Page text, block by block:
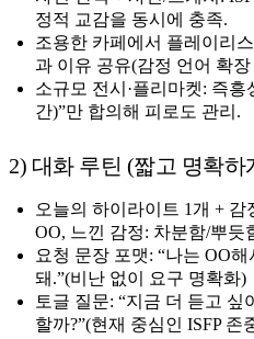
정적 교감을 동시에 충족.
조용한 카페에서 플레이리
과 이유 공유(감정 언어 확장
소규모 전시·플리마켓: 즉흥
간)”만 합의해 피로도 관리.
2) 대화 루틴 (짧고 명확하
오늘의 하이라이트 1개 + 감
OO, 느낀 감정: 차분함/뿌듯
요청 문장 포맷: “나는 OO
돼.”(비난 없이 요구 명확화)
토글 질문: “지금 더 듣고
할까?”(현재 중심인 ISFP 존